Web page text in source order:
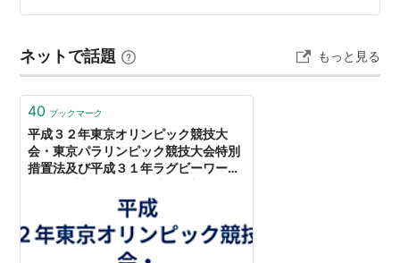
「国民の祝日
２ 「国民の祝日」が日曜日に当たるときは、そ
の日後においてその日に最も近い「
でない日を休日とする。
３ その前日及び翌日が「国民の祝日
国民の祝日 」でない日に限る。）は、休日と
する。
の第3条第2項に 次のように定められています。 『国民の
に最も近い 『国民の祝日』でない日を休日…
ネットで話題 もっと見る
40 ブックマーク
平成３２年東京オリンピック競技大
会・東京パラリンピック競技大会特別
措置法及び平成３１年ラグビーワール
する法律による国民の祝日に関する法
律の特例措置等を踏まえた対応につい
て（通知） - 大学職員の書き散らかし